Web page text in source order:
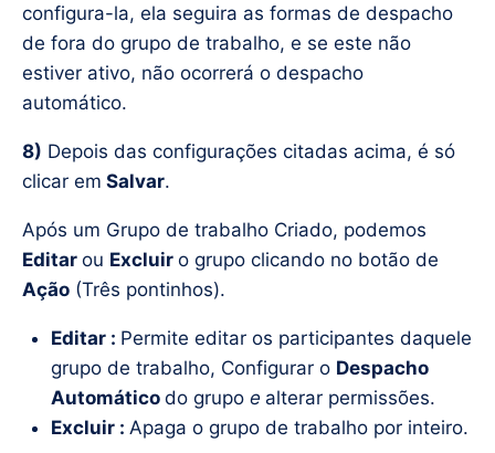
configura-la, ela seguira as formas de despacho
de fora do grupo de trabalho, e se este não
estiver ativo, não ocorrerá o despacho
automático.
8) Depois das configurações citadas acima, é só
clicar em Salvar.
Após um Grupo de trabalho Criado, podemos
Editar ou Excluir o grupo clicando no botão de
Ação (Três pontinhos).
Editar : Permite editar os participantes daquele
grupo de trabalho, Configurar o Despacho
Automático do grupoe alterar permissões.
Excluir : Apaga o grupo de trabalho por inteiro.